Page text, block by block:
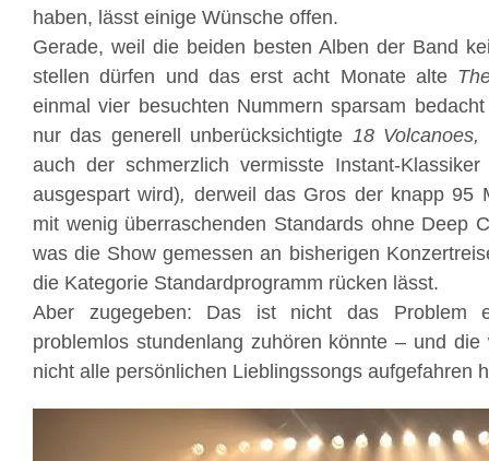
haben, lässt einige Wünsche offen.
Gerade, weil die beiden besten Alben der Band
stellen dürfen und das erst acht Monate alte
einmal vier besuchten Nummern sparsam
nur das generell unberücksichtigte 18 Volcanoes,
auch der schmerzlich vermisste Instant-
ausgespart wird), derweil das Gros der knapp 95
mit wenig überraschenden Standards ohne Deep
was die Show gemessen an bisherigen
die Kategorie Standardprogramm rücken lässt.
Aber zugegeben: Das ist nicht das Problem
problemlos stundenlang zuhören könnte – und
nicht alle persönlichen Lieblingssongs aufgefahren